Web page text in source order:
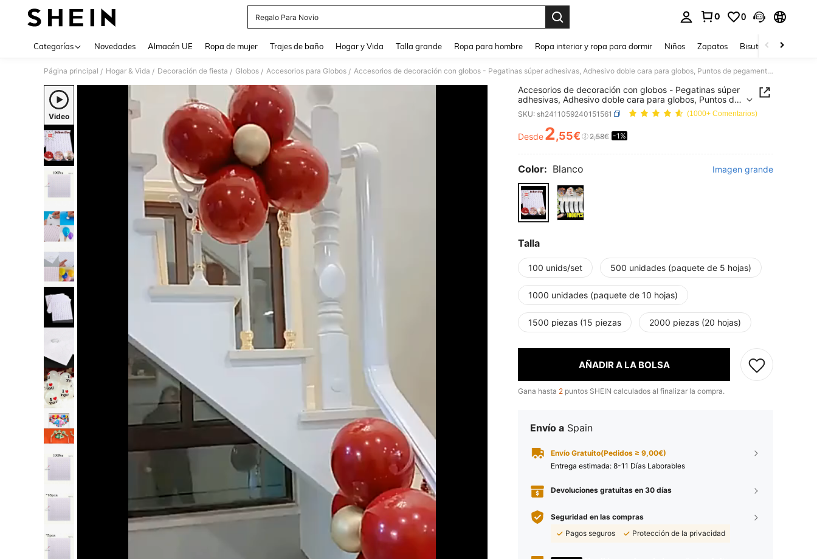
Regalo Para Novio
0 0
Categorías Novedades Almacén UE Ropa de mujer Trajes de baño Hogar y Vida Talla grande Ropa para hombre Ropa interior y ropa para dormir Niños Zapatos Bisutería Y
Página principal / Hogar & Vida / Decoración de fiesta / Globos / Accesorios para Globos / Accesorios de decoración con globos - Pegatinas súper adhesivas, Adhesivo doble cara para globos, Puntos de pegamento de espuma redondos para globos
Video
Accesorios de decoración con globos - Pegatinas súper
adhesivas, Adhesivo doble cara para globos, Puntos de
pegamento de espuma redondos para globos
SKU: sh2411059240151561 (1000+ Comentarios)
PRICE AND AVAILABILITY
Desde2,55€ 2,58€ -1%
Color: Blanco Imagen grande
Talla
100 unids/set 500 unidades (paquete de 5 hojas)
1000 unidades (paquete de 10 hojas)
1500 piezas (15 piezas 2000 piezas (20 hojas)
AÑADIR A LA BOLSA
Gana hasta 2 puntos SHEIN calculados al finalizar la compra.
Envío a Spain
Envío Gratuito(Pedidos ≥ 9,00€)
Entrega estimada: 8-11 Días Laborables
Devoluciones gratuitas en 30 días
Seguridad en las compras
Pagos seguros
Protección de la privacidad